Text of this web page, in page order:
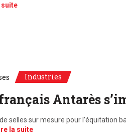
suite
Industries
Antarès
selles sur mesure pour l’équitation
la suite